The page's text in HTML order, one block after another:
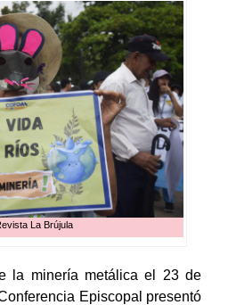
La Brújula
la minería metálica el 23 de
Episcopal presentó